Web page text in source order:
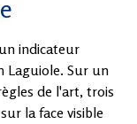
indicateur
Laguiole. Sur un
de l'art, trois
la face visible